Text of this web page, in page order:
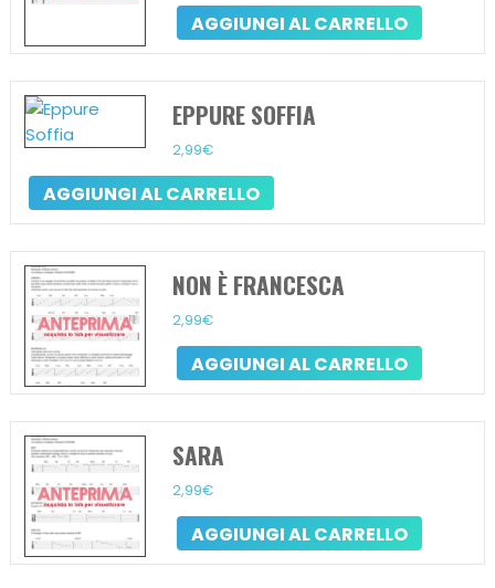
AGGIUNGI AL CARRELLO
EPPURE SOFFIA
2,99€
AGGIUNGI AL CARRELLO
NON È FRANCESCA
2,99€
AGGIUNGI AL CARRELLO
SARA
2,99€
AGGIUNGI AL CARRELLO